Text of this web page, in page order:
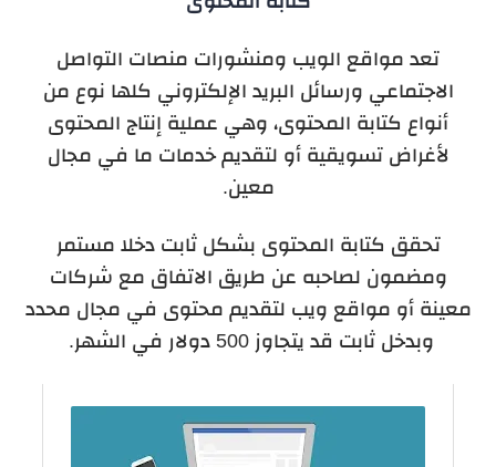
تعد مواقع الويب ومنشورات منصات التواصل
الاجتماعي ورسائل البريد الإلكتروني كلها نوع من
أنواع كتابة المحتوى، وهي عملية إنتاج المحتوى
لأغراض تسويقية أو لتقديم خدمات ما في مجال
معين.
تحقق كتابة المحتوى بشكل ثابت دخلا مستمر
ومضمون لصاحبه عن طريق الاتفاق مع شركات
معينة أو مواقع ويب لتقديم محتوى في مجال محدد
وبدخل ثابت قد يتجاوز 500 دولار في الشهر.